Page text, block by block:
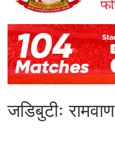
जडिबुटीः रामवाण